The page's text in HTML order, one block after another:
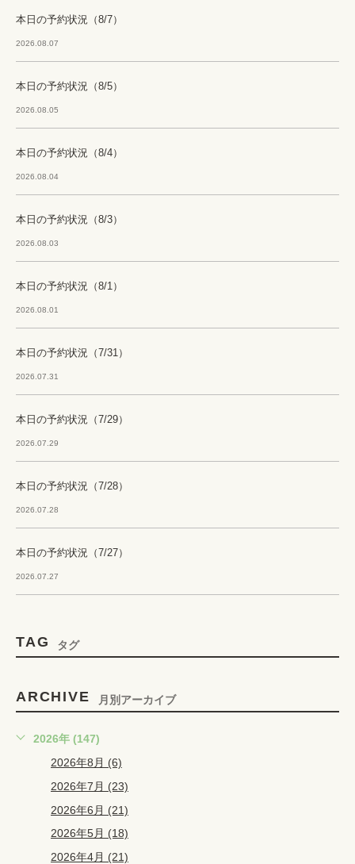
本日の予約状況（8/7）
2026.08.07
本日の予約状況（8/5）
2026.08.05
本日の予約状況（8/4）
2026.08.04
本日の予約状況（8/3）
2026.08.03
本日の予約状況（8/1）
2026.08.01
本日の予約状況（7/31）
2026.07.31
本日の予約状況（7/29）
2026.07.29
本日の予約状況（7/28）
2026.07.28
本日の予約状況（7/27）
2026.07.27
TAG タグ
ARCHIVE 月別アーカイブ
2026年 (147)
2026年8月 (6)
2026年7月 (23)
2026年6月 (21)
2026年5月 (18)
2026年4月 (21)